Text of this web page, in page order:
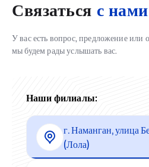
Связаться с нами
У вас есть вопрос, предложение
мы будем рады услышать вас.
Наши филиалы:
г. Наманган, улица
(Лола)